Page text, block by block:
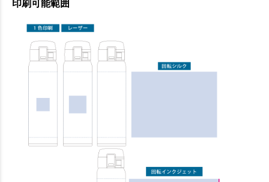
印刷可能範囲